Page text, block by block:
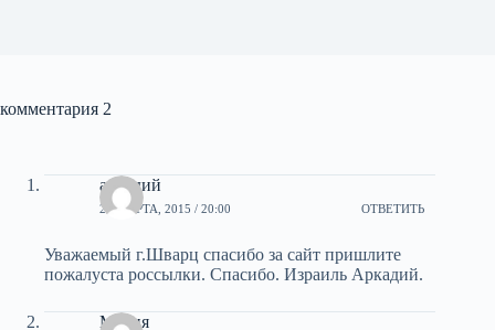
комментария 2
аркадий
28 МАРТА, 2015 / 20:00 ОТВЕТИТЬ
Уважаемый г.Шварц спасибо за сайт пришлите
пожалуста россылки. Спасибо. Израиль Аркадий.
Мария